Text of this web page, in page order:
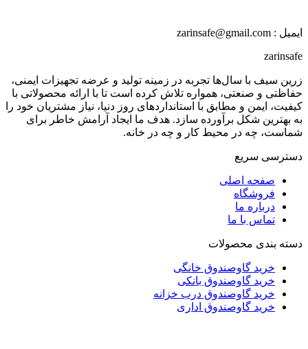
ایمیل : zarinsafe@gmail.com
zarinsafe
زرین سیف با سال‌ها تجربه در زمینه تولید و عرضه تجهیزات ایمنی،
حفاظتی و صنعتی، همواره تلاش کرده است تا با ارائه محصولاتی با
کیفیت، ایمن و مطابق با استانداردهای روز دنیا، نیاز مشتریان خود را
به بهترین شکل برآورده سازد. هدف ما ایجاد آرامش خاطر برای
شماست، چه در محیط کار و چه در خانه.
دسترسی سریع
صفحه اصلی
فروشگاه
درباره ما
تماس با ما
دسته بندی محصولات
خرید گاوصندوق خانگی
خرید گاوصندوق بانکی
خرید گاوصندوق درب خزانه
خرید گاوصندوق اداری